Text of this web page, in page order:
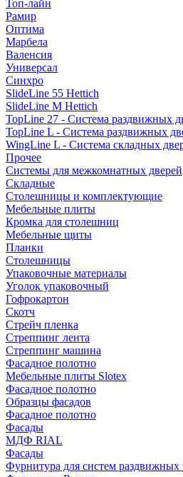
Топ-лайн
Рамир
Оптима
Марбела
Валенсия
Универсал
Синхро
SlideLine 55 Hettich
SlideLine M Hettich
TopLine 27 - Система раздвижных
TopLine L - Система раздвижных
WingLine L - Система складных
Прочее
Системы для межкомнатных дверей
Складные
Столешницы и комплектующие
Мебельные плиты
Кромка для столешниц
Мебельные щиты
Планки
Столешницы
Упаковочные материалы
Уголок упаковочный
Гофрокартон
Скотч
Стрейч пленка
Стреппинг лента
Стреппинг машина
Фасадное полотно
Мебельные плиты Slotex
Фасадное полотно
Образцы фасадов
Фасадное полотно
Фасады
МДФ RIAL
Фасады
Фурнитура для систем раздвижных